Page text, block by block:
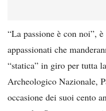
“La passione è con noi”,
appassionati che
“statica” in giro per tutta
Archeologico Nazionale,
occasione dei suoi cento